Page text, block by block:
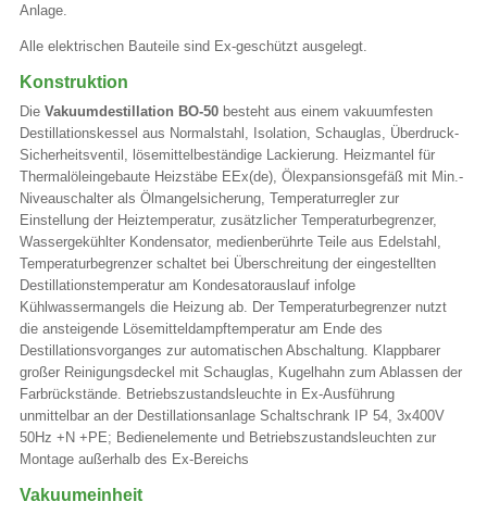
Anlage.
Alle elektrischen Bauteile sind Ex-geschützt ausgelegt.
Konstruktion
Die Vakuumdestillation BO-50besteht aus einem vakuumfesten
Destillationskessel aus Normalstahl, Isolation, Schauglas, Überdruck-
Sicherheitsventil, lösemittelbeständige Lackierung. Heizmantel für
Thermalöleingebaute Heizstäbe EEx(de), Ölexpansionsgefäß mit Min.-
Niveauschalter als Ölmangelsicherung, Temperaturregler zur
Einstellung der Heiztemperatur, zusätzlicher Temperaturbegrenzer,
Wassergekühlter Kondensator, medienberührte Teile aus Edelstahl,
Temperaturbegrenzer schaltet bei Überschreitung der eingestellten
Destillationstemperatur am Kondesatorauslauf infolge
Kühlwassermangels die Heizung ab. Der Temperaturbegrenzer nutzt
die ansteigende Lösemitteldampftemperatur am Ende des
Destillationsvorganges zur automatischen Abschaltung. Klappbarer
großer Reinigungsdeckel mit Schauglas, Kugelhahn zum Ablassen der
Farbrückstände. Betriebszustandsleuchte in Ex-Ausführung
unmittelbar an der Destillationsanlage Schaltschrank IP 54, 3x400V
50Hz +N +PE; Bedienelemente und Betriebszustandsleuchten zur
Montage außerhalb des Ex-Bereichs
Vakuumeinheit